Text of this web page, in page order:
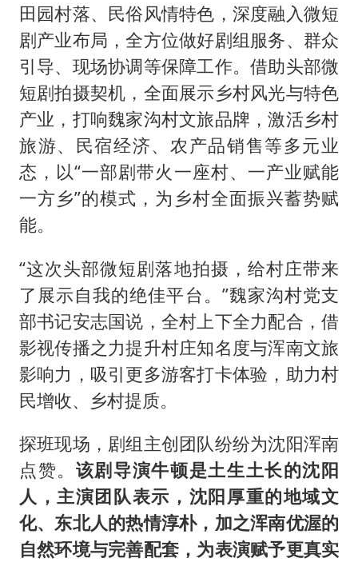
田园村落、民俗风情特色，深度融入微短
剧产业布局，全方位做好剧组服务、群众
引导、现场协调等保障工作。借助头部微
短剧拍摄契机，全面展示乡村风光与特色
产业，打响魏家沟村文旅品牌，激活乡村
旅游、民宿经济、农产品销售等多元业
态，以“一部剧带火一座村、一产业赋能
一方乡”的模式，为乡村全面振兴蓄势赋
能。
“这次头部微短剧落地拍摄，给村庄带来
了展示自我的绝佳平台。”魏家沟村党支
部书记安志国说，全村上下全力配合，借
影视传播之力提升村庄知名度与浑南文旅
影响力，吸引更多游客打卡体验，助力村
民增收、乡村提质。
探班现场，剧组主创团队纷纷为沈阳浑南
点赞。 该剧导演牛顿是土生土长的沈阳
人，主演团队表示，沈阳厚重的地域文
化、东北人的热情淳朴，加之浑南优渥的
自然环境与完善配套，为表演赋予更真实